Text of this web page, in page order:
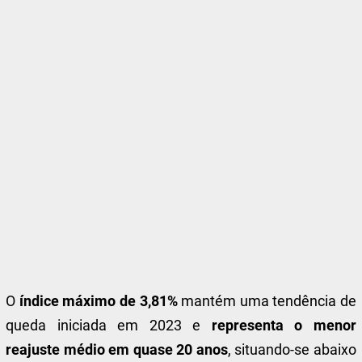
O índice máximo de 3,81%mantém uma tendência de
queda iniciada em 2023 e representa o menor
reajuste médio em quase 20 anos, situando-se abaixo